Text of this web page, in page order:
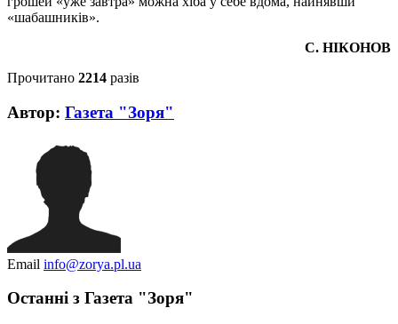
«шабашників».
С. НІКОНОВ
Прочитано 2214 разів
Автор: Газета "Зоря"
Email info@zorya.pl.ua
Останні з Газета "Зоря"